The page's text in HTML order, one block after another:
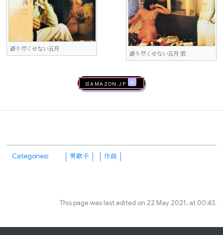
語り尽くせない五月
語り尽くせない五月 底
🛒AMAZON.jp
Categories: 男歌手 作曲
This page was last edited on 22 May 2021, at 00:43.